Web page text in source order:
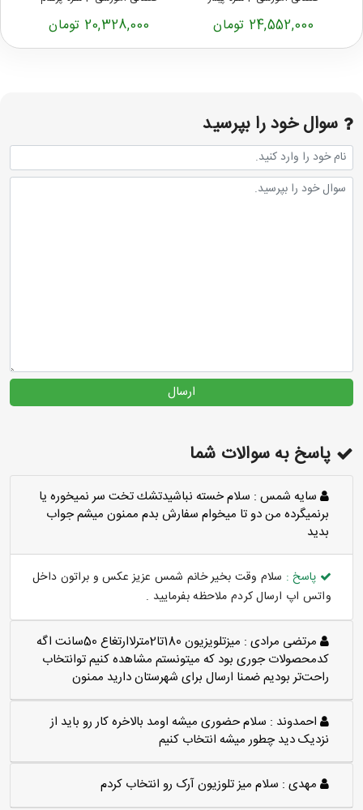
24,552,000 تومان 20,328,000 تومان
سوال خود را بپرسید
ارسال
پاسخ به سوالات شما
سايه شمس : سلام خسته نباشيدتشك تخت سر نميخوره يا
برنميگرده من دو تا ميخوام سفارش بدم ممنون ميشم جواب
بديد
پاسخ : سلام وقت بخیر خانم شمس عزیز عکس و براتون داخل
واتس اپ ارسال کردم ملاحظه بفرمایید .
مرتضی مرادی :
میزتلویزیون 180تا2مترلاارتغاع 50سانت اگه
کدمحصولات جوری بود که میتونستم مشاهده کنیم توانتخاب
راحت‌تر بودیم ضمنا ارسال برای شهرستان دارید ممنون
احمدوند : سلام حضوری میشه اومد بالاخره کار رو باید از
نزدیک دید چطور میشه انتخاب کنیم
مهدی : سلام میز تلوزیون آرک رو انتخاب کردم